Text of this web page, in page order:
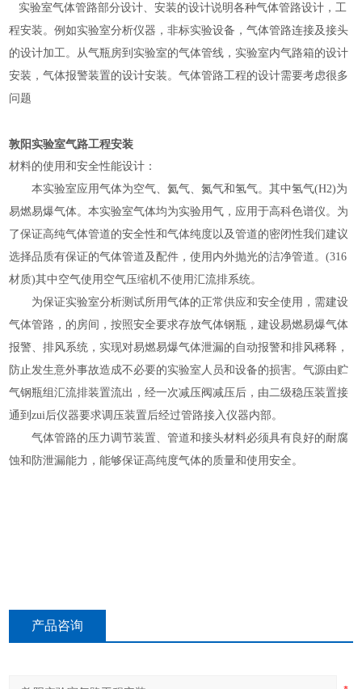
实验室气体管路部分设计、安装的设计说明各种气体管路设计，工
程安装。例如实验室分析仪器，非标实验设备，气体管路连接及接头
的设计加工。从气瓶房到实验室的气体管线，实验室内气路箱的设计
安装，气体报警装置的设计安装。气体管路工程的设计需要考虑很多
问题
敦阳实验室气路工程安装
材料的使用和安全性能设计：
本实验室应用气体为空气、氦气、氮气和氢气。其中氢气(H2)为
易燃易爆气体。本实验室气体均为实验用气，应用于高科色谱仪。为
了保证高纯气体管道的安全性和气体纯度以及管道的密闭性我们建议
选择品质有保证的气体管道及配件，使用内外抛光的洁净管道。(316
材质)其中空气使用空气压缩机不使用汇流排系统。
为保证实验室分析测试所用气体的正常供应和安全使用，需建设
气体管路，的房间，按照安全要求存放气体钢瓶，建设易燃易爆气体
报警、排风系统，实现对易燃易爆气体泄漏的自动报警和排风稀释，
防止发生意外事故造成不必要的实验室人员和设备的损害。气源由贮
气钢瓶组汇流排装置流出，经一次减压阀减压后，由二级稳压装置接
通到zui后仪器要求调压装置后经过管路接入仪器内部。
气体管路的压力调节装置、管道和接头材料必须具有良好的耐腐
蚀和防泄漏能力，能够保证高纯度气体的质量和使用安全。
产品咨询